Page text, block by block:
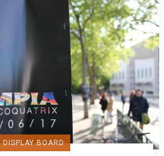
DISPLAY BOARD